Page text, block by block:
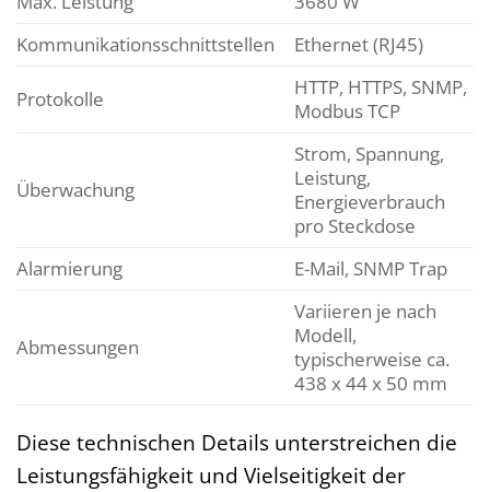
Kommunikationsschnittstellen
Ethernet (RJ45)
Protokolle
HTTP, HTTPS, SNMP,
Modbus TCP
Überwachung
Strom, Spannung,
Leistung,
Energieverbrauch
pro Steckdose
Alarmierung
E-Mail, SNMP Trap
Abmessungen
Variieren je nach
Modell,
typischerweise ca.
438 x 44 x 50 mm
Diese technischen Details unterstreichen die
Leistungsfähigkeit und Vielseitigkeit der